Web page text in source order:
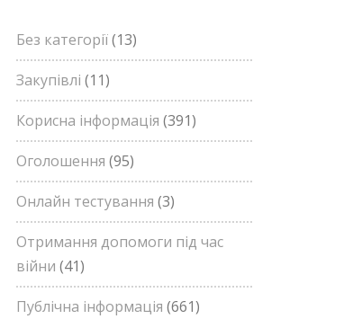
Без категорії(13)
Закупівлі (11)
Корисна інформація (391)
Оголошення (95)
Онлайн тестування (3)
Отримання допомоги під час
війни (41)
Публічна інформація (661)